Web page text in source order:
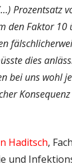
Prozentsatz
den Faktor 10
dies
bei uns wohl
Haditsch,
und